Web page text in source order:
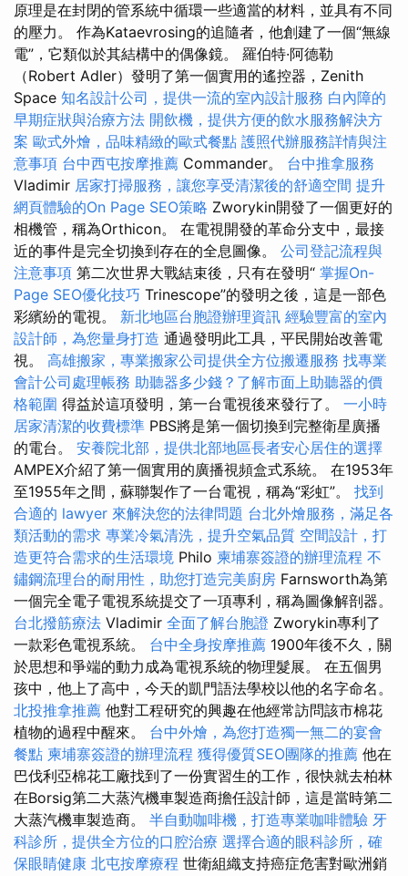
原理是在封閉的管系統中循環一些適當的材料，並具有不同
的壓力。 作為Kataevrosing的追隨者，他創建了一個“無線
電”，它類似於其結構中的偶像鏡。 羅伯特·阿德勒
（Robert Adler）發明了第一個實用的遙控器，Zenith
Space 知名設計公司，提供一流的室內設計服務 白內障的
早期症狀與治療方法 開飲機，提供方便的飲水服務解決方
案 歐式外燴，品味精緻的歐式餐點 護照代辦服務詳情與注
意事項 台中西屯按摩推薦 Commander。 台中推拿服務
Vladimir 居家打掃服務，讓您享受清潔後的舒適空間 提升
網頁體驗的On Page SEO策略 Zworykin開發了一個更好的
相機管，稱為Orthicon。 在電視開發的革命分支中，最接
近的事件是完全切換到存在的全息圖像。 公司登記流程與
注意事項 第二次世界大戰結束後，只有在發明“ 掌握On-
Page SEO優化技巧 Trinescope”的發明之後，這是一部色
彩繽紛的電視。 新北地區台胞證辦理資訊 經驗豐富的室內
設計師，為您量身打造 通過發明此工具，平民開始改善電
視。 高雄搬家，專業搬家公司提供全方位搬遷服務 找專業
會計公司處理帳務 助聽器多少錢？了解市面上助聽器的價
格範圍 得益於這項發明，第一台電視後來發行了。 一小時
居家清潔的收費標準 PBS將是第一個切換到完整衛星廣播
的電台。 安養院北部，提供北部地區長者安心居住的選擇
AMPEX介紹了第一個實用的廣播視頻盒式系統。 在1953年
至1955年之間，蘇聯製作了一台電視，稱為“彩虹”。 找到
合適的 lawyer 來解決您的法律問題 台北外燴服務，滿足各
類活動的需求 專業冷氣清洗，提升空氣品質 空間設計，打
造更符合需求的生活環境 Philo 柬埔寨簽證的辦理流程 不
鏽鋼流理台的耐用性，助您打造完美廚房 Farnsworth為第
一個完全電子電視系統提交了一項專利，稱為圖像解剖器。
台北撥筋療法 Vladimir 全面了解台胞證 Zworykin專利了
一款彩色電視系統。 台中全身按摩推薦 1900年後不久，關
於思想和爭端的動力成為電視系統的物理髮展。 在五個男
孩中，他上了高中，今天的凱門語法學校以他的名字命名。
北投推拿推薦 他對工程研究的興趣在他經常訪問該市棉花
植物的過程中醒來。 台中外燴，為您打造獨一無二的宴會
餐點 柬埔寨簽證的辦理流程 獲得優質SEO團隊的推薦 他在
巴伐利亞棉花工廠找到了一份實習生的工作，很快就去柏林
在Borsig第二大蒸汽機車製造商擔任設計師，這是當時第二
大蒸汽機車製造商。 半自動咖啡機，打造專業咖啡體驗 牙
科診所，提供全方位的口腔治療 選擇合適的眼科診所，確
保眼睛健康 北屯按摩療程 世衛組織支持癌症危害對歐洲銷